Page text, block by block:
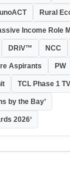
Rural
Income Role
DRiV™ NCC
Aspirants PW
TCL Phase 1
by the Bay’
2026‘